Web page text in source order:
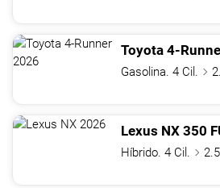
Toyota 4-
Gasolina. 4 Cil.
Lexus NX 350
Híbrido. 4 Cil.